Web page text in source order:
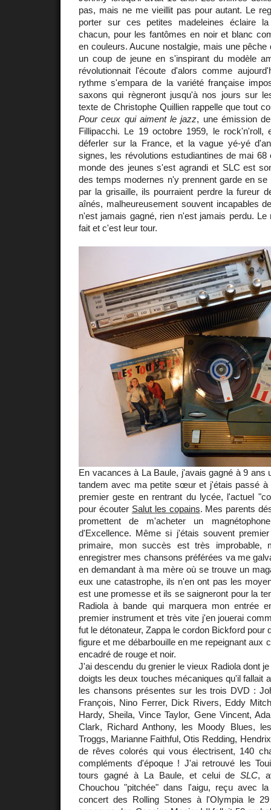
pas, mais ne me vieillit pas pour autant. Le
porter sur ces petites madeleines éclaire
chacun, pour les fantômes en noir et blanc
en couleurs. Aucune nostalgie, mais une pêche
un coup de jeune en s'inspirant du modèle
révolutionnait l'écoute d'alors comme
rythme s'empara de la variété française
saxons qui règneront jusqu'à nos jours sur
texte de Christophe Quillien rappelle que tout
Pour ceux qui aiment le jazz, une émission
Fillipacchi. Le 19 octobre 1959, le rock'n'roll,
déferler sur la France, et la vague yé-yé
signes, les révolutions estudiantines de mai 68
monde des jeunes s'est agrandi et SLC est
des temps modernes n'y prennent garde en
par la grisaille, ils pourraient perdre la fureur
aînés, malheureusement souvent incapables
n'est jamais gagné, rien n'est jamais perdu.
fait et c'est leur tour.
En vacances à La Baule, j'avais gagné à 9 ans
tandem avec ma petite sœur et j'étais passé à
premier geste en rentrant du lycée, l'actuel
pour écouter Salut les copains. Mes parents
promettent de m'acheter un
d'Excellence. Même si j'étais souvent
primaire, mon succès est très improbable,
enregistrer mes chansons préférées va me
en demandant à ma mère où se trouve un
eux une catastrophe, ils n'en ont pas les
est une promesse et ils se saigneront pour la
Radiola à bande qui marquera mon entrée
premier instrument et très vite j'en jouerai
fut le détonateur, Zappa le cordon Bickford pour
figure et me débarbouille en me repeignant aux
encadré de rouge et noir.
J'ai descendu du grenier le vieux Radiola dont
doigts les deux touches mécaniques qu'il fallait
les chansons présentes sur les trois DVD :
François, Nino Ferrer, Dick Rivers, Eddy
Hardy, Sheila, Vince Taylor, Gene Vincent,
Clark, Richard Anthony, les Moody Blues,
Troggs, Marianne Faithful, Otis Redding,
de rêves colorés qui vous électrisent, 140
compléments d'époque ! J'ai retrouvé les
tours gagné à La Baule, et celui deSLC,
Chouchou "pitchée" dans l'aigu, reçu avec
concert des Rolling Stones à l'Olympia le